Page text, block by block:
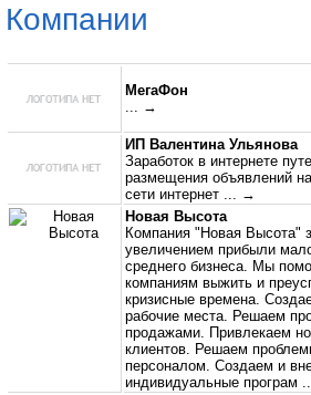
Компании
МегаФон
... →
ИП Валентина Ульянова
Заработок в интернете
размещения объявлений
сети интернет
... →
Новая Высота
Компания "Новая Высота"
увеличением прибыли
среднего бизнеса. Мы
компаниям выжить и
кризисные времена.
рабочие места. Решаем
продажами. Привлекаем
клиентов. Решаем
персоналом. Создаем и
индивидуальные програм